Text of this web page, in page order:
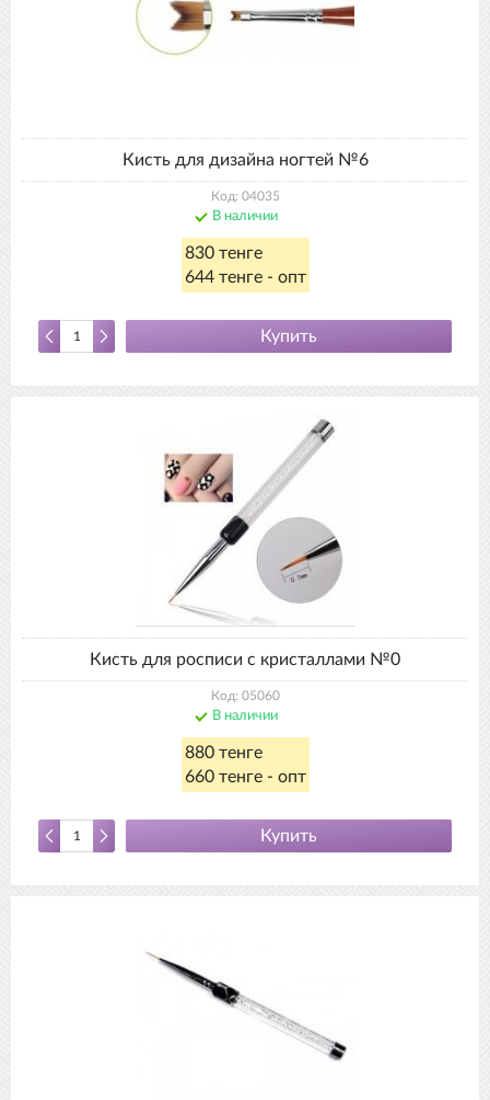
Кисть для дизайна ногтей №6
Код: 04035
В наличии
830 тенге
644 тенге - опт
Купить
Кисть для росписи с кристаллами №0
Код: 05060
В наличии
880 тенге
660 тенге - опт
Купить